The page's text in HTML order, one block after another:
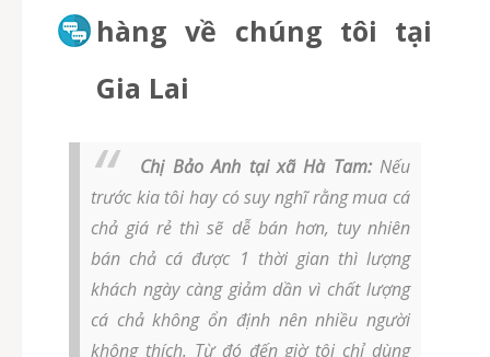
hàng về chúng tôi tại
Gia Lai
Chị Bảo Anh tại xã Hà Tam:Nếu
trước kia tôi hay có suy nghĩ rằng mua cá
chả giá rẻ thì sẽ dễ bán hơn, tuy nhiên
bán chả cá được 1 thời gian thì lượng
khách ngày càng giảm dần vì chất lượng
cá chả không ổn định nên nhiều người
không thích. Từ đó đến giờ tôi chỉ dùng